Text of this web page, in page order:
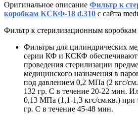
Оригинальное описание Фильтр к
коробкам КСКФ-18 d.310 с сайта
Фильтр к стерилизационным
Фильтры для цилиндрических
серии КФ и КСКФ обеспечивают
проведения стерилизации
медицинского назначения в
под давлением 0,2 МПа (2 кгс/
132 гр. С в течение 20-22 мин.
0,13 МПа (1,1-1,3 кгс/см.кв.) при
гр. С в течение 45-48 мин.